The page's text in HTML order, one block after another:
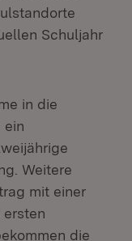
Schuljahr
in die
ein
Weitere
mit einer
die